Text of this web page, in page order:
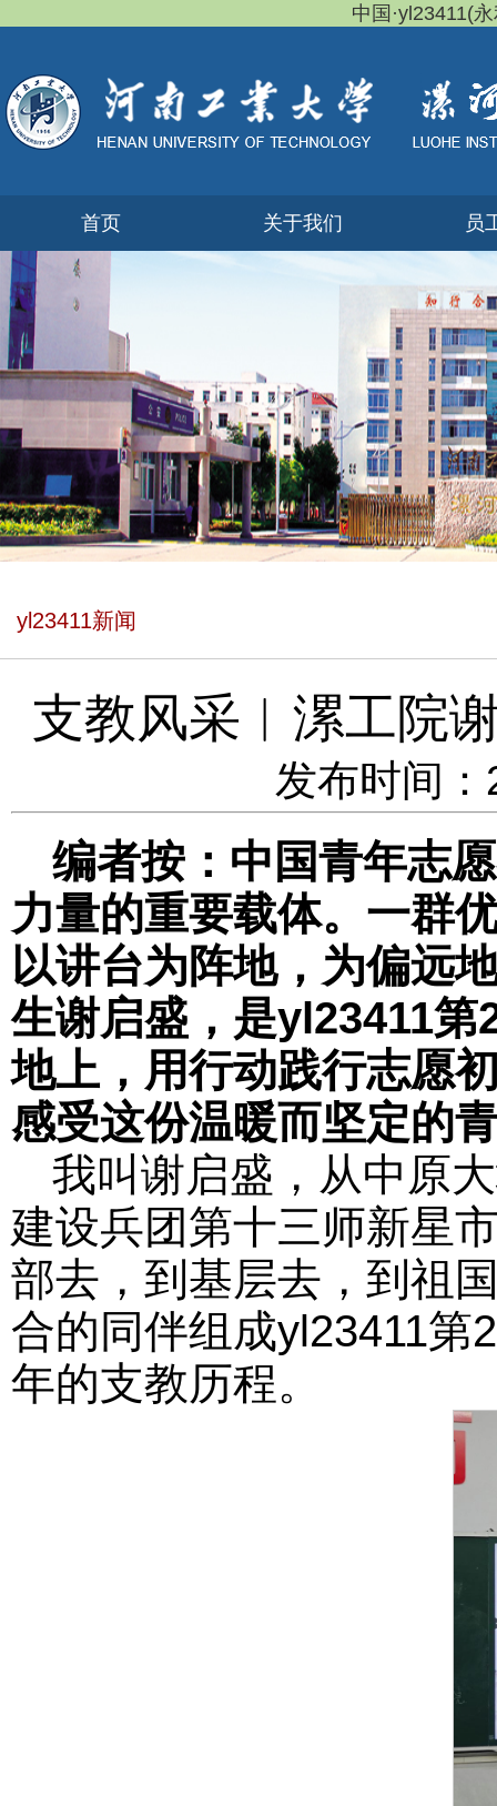
中国·yl23411(
首页 关于我们 员
yl23411新闻
支教风采︱漯工院
发布时间
编者按：中国青年志
力量的重要载体。一群
以讲台为阵地，为偏远
生谢启盛，是yl23411
地上，用行动践行志愿
感受这份温暖而坚定的
我叫谢启盛，从中原
建设兵团第十三师新星
部去，到基层去，到祖
合的同伴组成yl23411第
年的支教历程。